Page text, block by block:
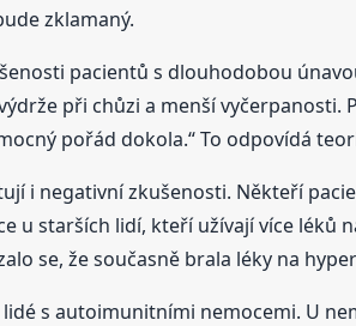
zklamaný.
pacientů s dlouhodobou
při chůzi a menší
pořád dokola.“ To odpovídá
i negativní zkušenosti. Někteří
u starších lidí, kteří užívají více léků
se, že současně brala léky na
s autoimunitními nemocemi. U